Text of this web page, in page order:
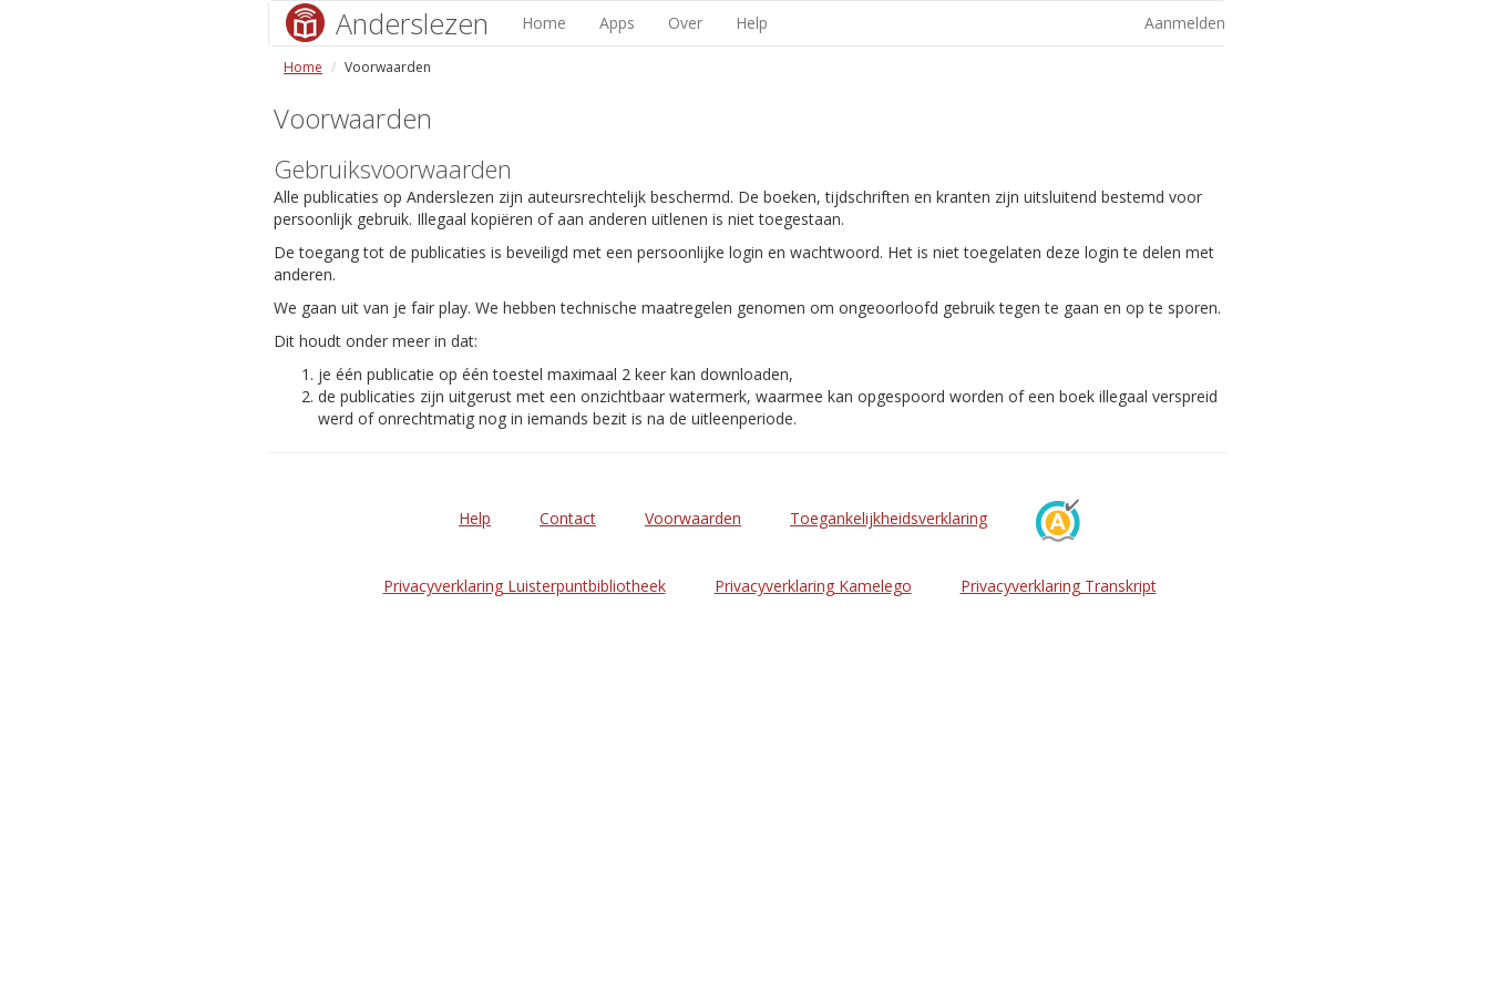
Anderslezen Home Apps Over Help Aanmelden
Home Voorwaarden
Voorwaarden
Gebruiksvoorwaarden
Alle publicaties op Anderslezen zijn auteursrechtelijk beschermd. De boeken, tijdschriften en kranten zijn uitsluitend bestemd voor
persoonlijk gebruik. Illegaal kopiëren of aan anderen uitlenen is niet toegestaan.
De toegang tot de publicaties is beveiligd met een persoonlijke login en wachtwoord. Het is niet toegelaten deze login te delen met
anderen.
We gaan uit van je fair play. We hebben technische maatregelen genomen om ongeoorloofd gebruik tegen te gaan en op te sporen.
Dit houdt onder meer in dat:
je één publicatie op één toestel maximaal 2 keer kan downloaden,
de publicaties zijn uitgerust met een onzichtbaar watermerk, waarmee kan opgespoord worden of een boek illegaal verspreid
werd of onrechtmatig nog in iemands bezit is na de uitleenperiode.
Help Contact Voorwaarden Toegankelijkheidsverklaring
Privacyverklaring Luisterpuntbibliotheek Privacyverklaring Kamelego Privacyverklaring Transkript